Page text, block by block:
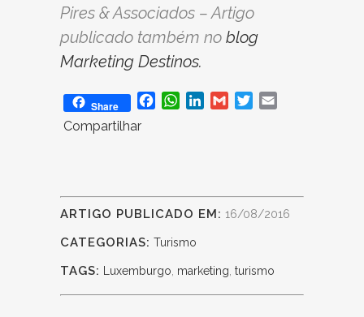
Pires & Associados – Artigo
publicado também no blog
Marketing Destinos.
Share Facebook
WhatsApp
LinkedInGmailTwitter
Compartilhar
ARTIGO PUBLICADO EM: 16/08/2016
CATEGORIAS: Turismo
TAGS: Luxemburgo, marketing, turismo